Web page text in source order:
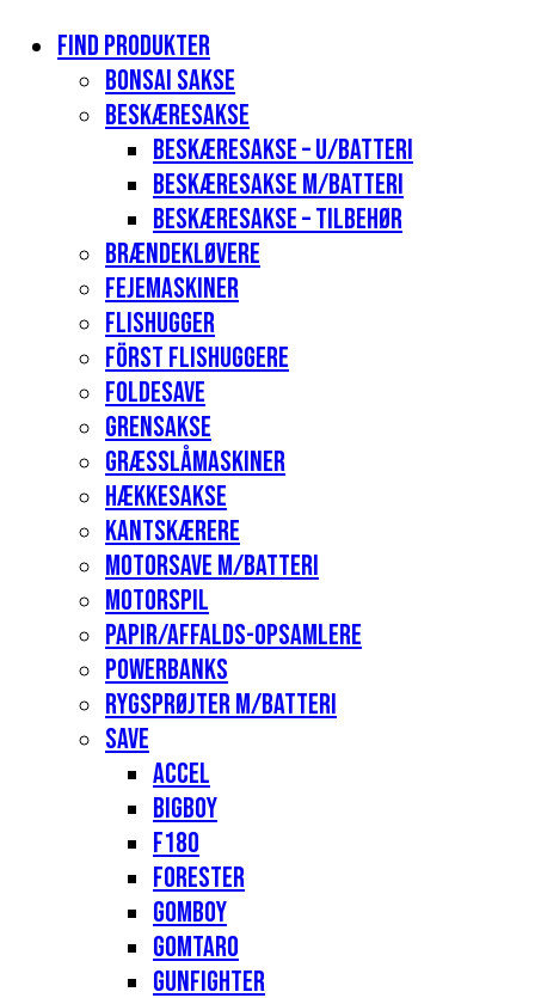
Find produkter
Bonsai sakse
Beskæresakse
Beskæresakse – u/batteri
Beskæresakse m/batteri
Beskæresakse – tilbehør
Brændekløvere
Fejemaskiner
Flishugger
Först flishuggere
Foldesave
Grensakse
Græsslåmaskiner
Hækkesakse
Kantskærere
Motorsave m/batteri
Motorspil
Papir/affalds-opsamlere
Powerbanks
Rygsprøjter m/batteri
Save
Accel
Bigboy
F180
Forester
Gomboy
Gomtaro
Gunfighter